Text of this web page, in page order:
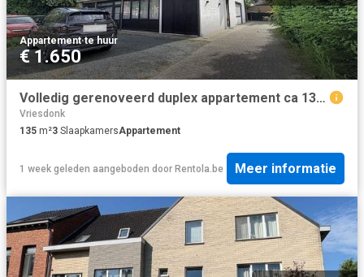
Appartement·te huur
€ 1.650
Volledig gerenoveerd duplex appartement ca 135m² met zonnig
Vriesdonk
135 m²3 SlaapkamersAppartement
1 week geleden aangeboden door Rentola.be Meer informatie